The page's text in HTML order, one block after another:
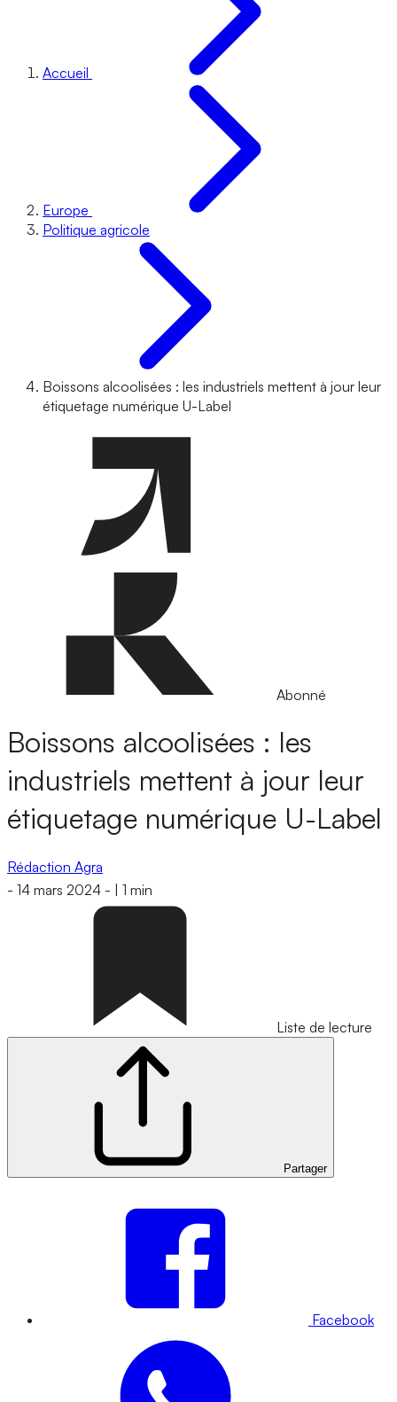
Accueil
Europe
Politique agricole
Boissons alcoolisées : les industriels mettent à jour leur
étiquetage numérique U-Label
Abonné
Boissons alcoolisées : les
industriels mettent à jour leur
étiquetage numérique U-Label
Rédaction Agra
- 14 mars 2024 - 1 min
Liste de lecture
Partager
Facebook